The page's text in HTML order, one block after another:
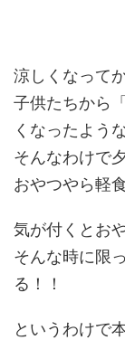
涼しくなって
子供たちから
くなったよう
そんなわけで
おやつやら軽
気が付くとお
そんな時に限
る！！
というわけで